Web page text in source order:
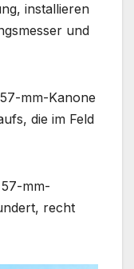
installieren
und
mm-Kanone
die im Feld
mm-
recht